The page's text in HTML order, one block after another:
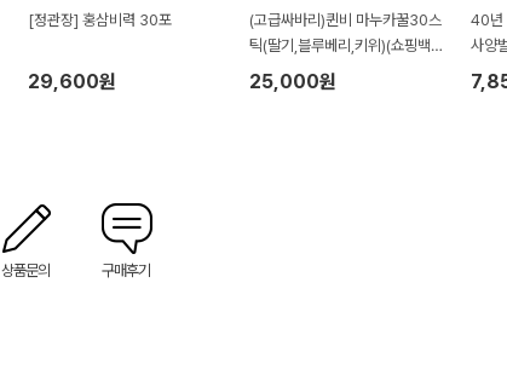
[정관장] 홍삼비력 30포
29,600원
(고급싸바리)퀸비 마누카꿀30스
틱(딸기,블루베리,키위)(쇼핑백
포함)
25,000원
40년
사양
상품문의 구매후기